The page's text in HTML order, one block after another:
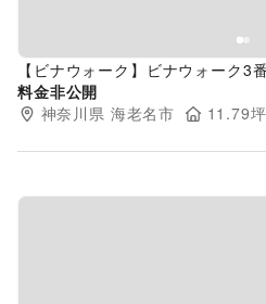
【ビナウォーク】ビナウォーク3
料金非公開
神奈川県 海老名市 11.79